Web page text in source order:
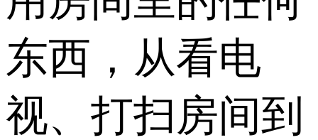
东西，从看电
视、打扫房间到